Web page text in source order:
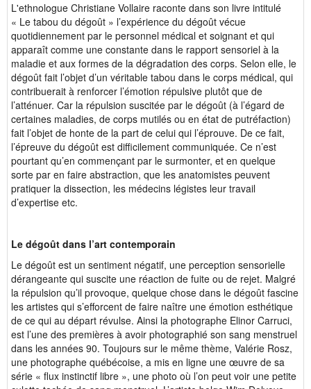
L'ethnologue Christiane Vollaire raconte dans son livre intitulé
« Le tabou du dégoût » l’expérience du dégoût vécue
quotidiennement par le personnel médical et soignant et qui
apparaît comme une constante dans le rapport sensoriel à la
maladie et aux formes de la dégradation des corps. Selon elle, le
dégoût fait l’objet d’un véritable tabou dans le corps médical, qui
contribuerait à renforcer l’émotion répulsive plutôt que de
l’atténuer. Car la répulsion suscitée par le dégoût (à l’égard de
certaines maladies, de corps mutilés ou en état de putréfaction)
fait l’objet de honte de la part de celui qui l’éprouve. De ce fait,
l’épreuve du dégoût est difficilement communiquée. Ce n’est
pourtant qu’en commençant par le surmonter, et en quelque
sorte par en faire abstraction, que les anatomistes peuvent
pratiquer la dissection, les médecins légistes leur travail
d’expertise etc.
Le dégoût dans l’art contemporain
Le dégoût est un sentiment négatif, une perception sensorielle
dérangeante qui suscite une réaction de fuite ou de rejet. Malgré
la répulsion qu’il provoque, quelque chose dans le dégoût fascine
les artistes qui s’efforcent de faire naître une émotion esthétique
de ce qui au départ révulse. Ainsi la photographe Elinor Carruci,
est l’une des premières à avoir photographié son sang menstruel
dans les années 90. Toujours sur le même thème, Valérie Rosz,
une photographe québécoise, a mis en ligne une œuvre de sa
série « flux instinctif libre », une photo où l’on peut voir une petite